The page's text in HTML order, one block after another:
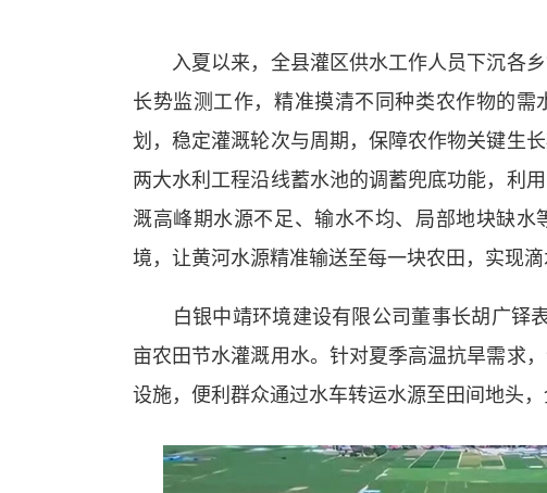
入夏以来，全县灌区供水工作人员下沉各乡
长势监测工作，精准摸清不同种类农作物的
划，稳定灌溉轮次与周期，保障农作物关键生
两大水利工程沿线蓄水池的调蓄兜底功能，利
溉高峰期水源不足、输水不均、局部地块缺
境，让黄河水源精准输送至每一块农田，实现
白银中靖环境建设有限公司董事长胡广铎表
亩农田节水灌溉用水。针对夏季高温抗旱需求
设施，便利群众通过水车转运水源至田间地头